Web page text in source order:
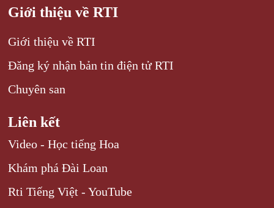
Giới thiệu về RTI
Giới thiệu về RTI
Đăng ký nhận bản tin điện tử RTI
Chuyên san
Liên kết
Video - Học tiếng Hoa
Khám phá Đài Loan
Rti Tiếng Việt - YouTube